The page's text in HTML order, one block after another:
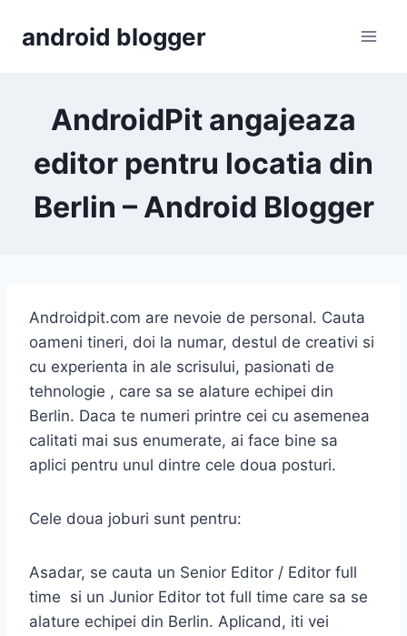
android blogger
AndroidPit angajeaza
editor pentru locatia din
Berlin – Android Blogger
Androidpit.com are nevoie de personal. Cauta
oameni tineri, doi la numar, destul de creativi si
cu experienta in ale scrisului, pasionati de
tehnologie , care sa se alature echipei din
Berlin. Daca te numeri printre cei cu asemenea
calitati mai sus enumerate, ai face bine sa
aplici pentru unul dintre cele doua posturi.
Cele doua joburi sunt pentru:
Asadar, se cauta un Senior Editor / Editor full
time si un Junior Editor tot full time care sa se
alature echipei din Berlin. Aplicand, iti vei